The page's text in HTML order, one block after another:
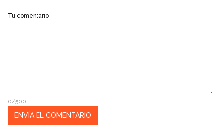
Tu comentario
0/500